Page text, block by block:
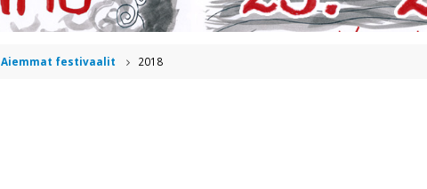
Aiemmat festivaalit 2018